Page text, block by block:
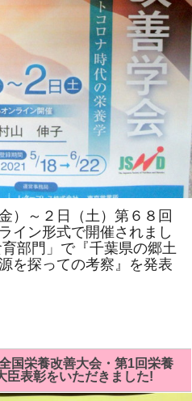
）～２日（土）第６８回
イン形式で開催されまし
部門」で『千葉県の郷土
を探っての考察』を発表
国栄養改善大会・第1回栄養
臣表彰をいただきました!